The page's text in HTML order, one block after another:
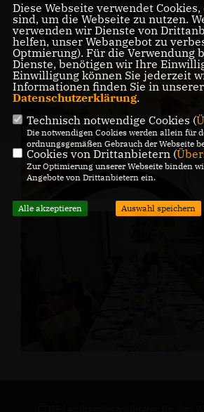
Diese Webseite verwendet
sind, um die Webseite zu nutzen.
verwenden wir Dienste von
helfen, unser Webangebot zu
Optmierung). Für die Verwendung
Dienste, benötigen wir Ihre
Einwilligung können Sie jederzeit
Informationen finden Sie in unserer
Datenschutzerklärung.
Technisch notwendige Cookies (
Die notwendigen Cookies werden allein für
ordnungsgemäßen Gebrauch der Webseite
Cookies von Drittanbietern (
Zur Optimierung unserer Webseite binden
Angebote von Drittanbietern ein.
Alle akzeptieren Auswahl speichern